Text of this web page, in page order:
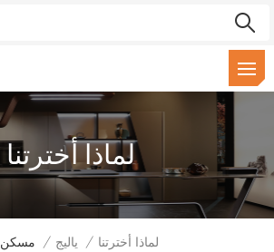
لماذا أخترتنا
مسكن / ياليج / لماذا أخترتنا